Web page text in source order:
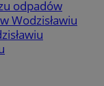
odpadów
Wodzisławiu